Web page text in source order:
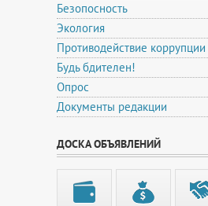
Безопосность
Экология
Противодействие коррупции
Будь бдителен!
Опрос
Документы редакции
ДОСКА ОБЪЯВЛЕНИЙ